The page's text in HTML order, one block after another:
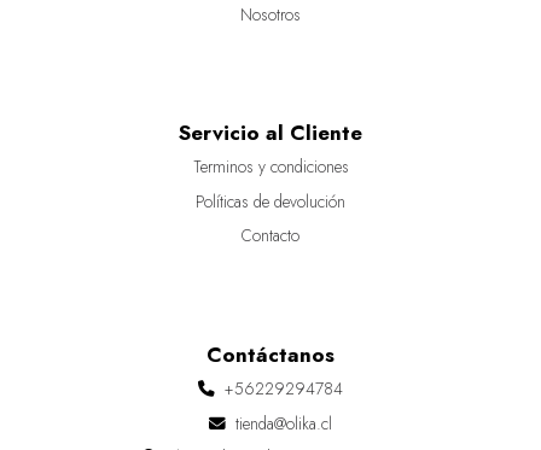
Nosotros
Servicio al Cliente
Terminos y condiciones
Políticas de devolución
Contacto
Contáctanos
+56229294784
tienda@olika.cl